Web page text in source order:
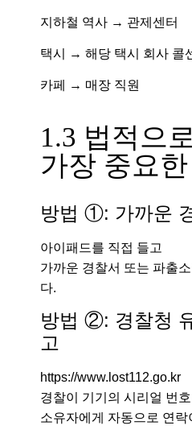
지하철 역사 → 관제센터
택시 → 해당 택시 회사 콜
카페 → 매장 직원
1.3 법적으
가장 중요
방법 ①: 가까운
아이패드를 직접 들고
가까운 경찰서 또는 파출
다.
방법 ②: 경찰청
고
https://www.lost112.go.kr
경찰이 기기의 시리얼 번
소유자에게 자동으로 연락